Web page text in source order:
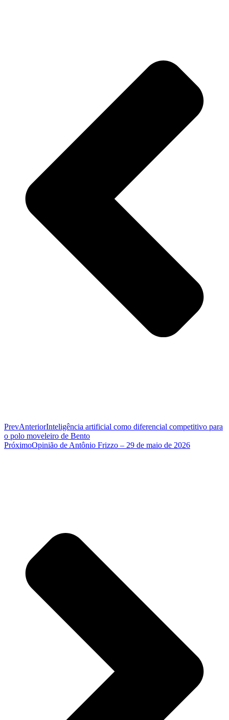
PrevAnteriorInteligência artificial como diferencial competitivo para
o polo moveleiro de Bento
PróximoOpinião de Antônio Frizzo – 29 de maio de 2026